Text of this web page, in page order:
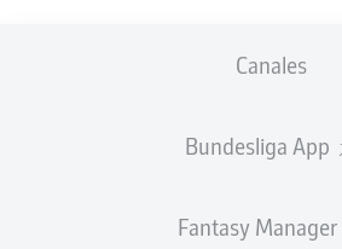
Canales
Bundesliga App
Fantasy Manager